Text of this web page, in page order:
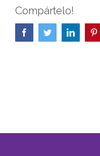
Compártelo!
FacebookTwitterLinkedIn